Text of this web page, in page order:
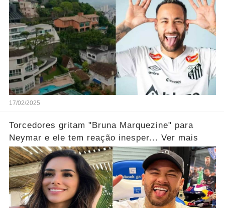
17/02/2025
Torcedores gritam "Bruna Marquezine" para
Neymar e ele tem reação inesper... Ver mais